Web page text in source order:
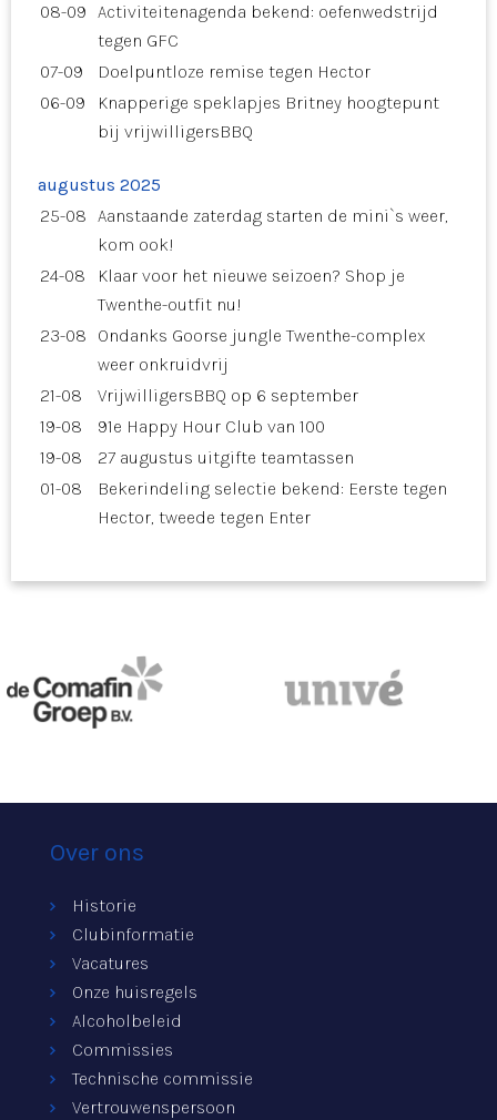
08-09 Activiteitenagenda bekend: oefenwedstrijd
tegen GFC
07-09
Doelpuntloze remise tegen Hector
06-09
Knapperige speklapjes Britney hoogtepunt
bij vrijwilligersBBQ
augustus 2025
25-08 Aanstaande zaterdag starten de mini`s weer,
kom ook!
24-08
Klaar voor het nieuwe seizoen? Shop je
Twenthe-outfit nu!
23-08
Ondanks Goorse jungle Twenthe-complex
weer onkruidvrij
21-08
VrijwilligersBBQ op 6 september
19-08
91e Happy Hour Club van 100
19-08
27 augustus uitgifte teamtassen
01-08
Bekerindeling selectie bekend: Eerste tegen
Hector, tweede tegen Enter
Over ons
Historie
Clubinformatie
Vacatures
Onze huisregels
Alcoholbeleid
Commissies
Technische commissie
Vertrouwenspersoon